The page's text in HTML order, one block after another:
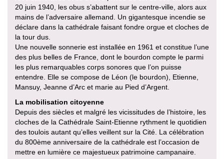
20 juin 1940, les obus s’abattent sur le centre-ville, alors aux
mains de l’adversaire allemand. Un gigantesque incendie se
déclare dans la cathédrale faisant fondre orgue et cloches de
la tour dus.
Une nouvelle sonnerie est installée en 1961 et constitue l’une
des plus belles de France, dont le bourdon compte le parmi
les plus remarquables corps sonores que l’on puisse
entendre. Elle se compose de Léon (le bourdon), Etienne,
Mansuy, Jeanne d’Arc et marie au Pied d’Argent.
La mobilisation citoyenne
Depuis des siècles et malgré les vicissitudes de l’histoire, les
cloches de la Cathédrale Saint-Etienne rythment le quotidien
des toulois autant qu’elles veillent sur la Cité. La célébration
du 800ème anniversaire de la cathédrale est l’occasion de
mettre en lumière ce majestueux patrimoine campanaire.